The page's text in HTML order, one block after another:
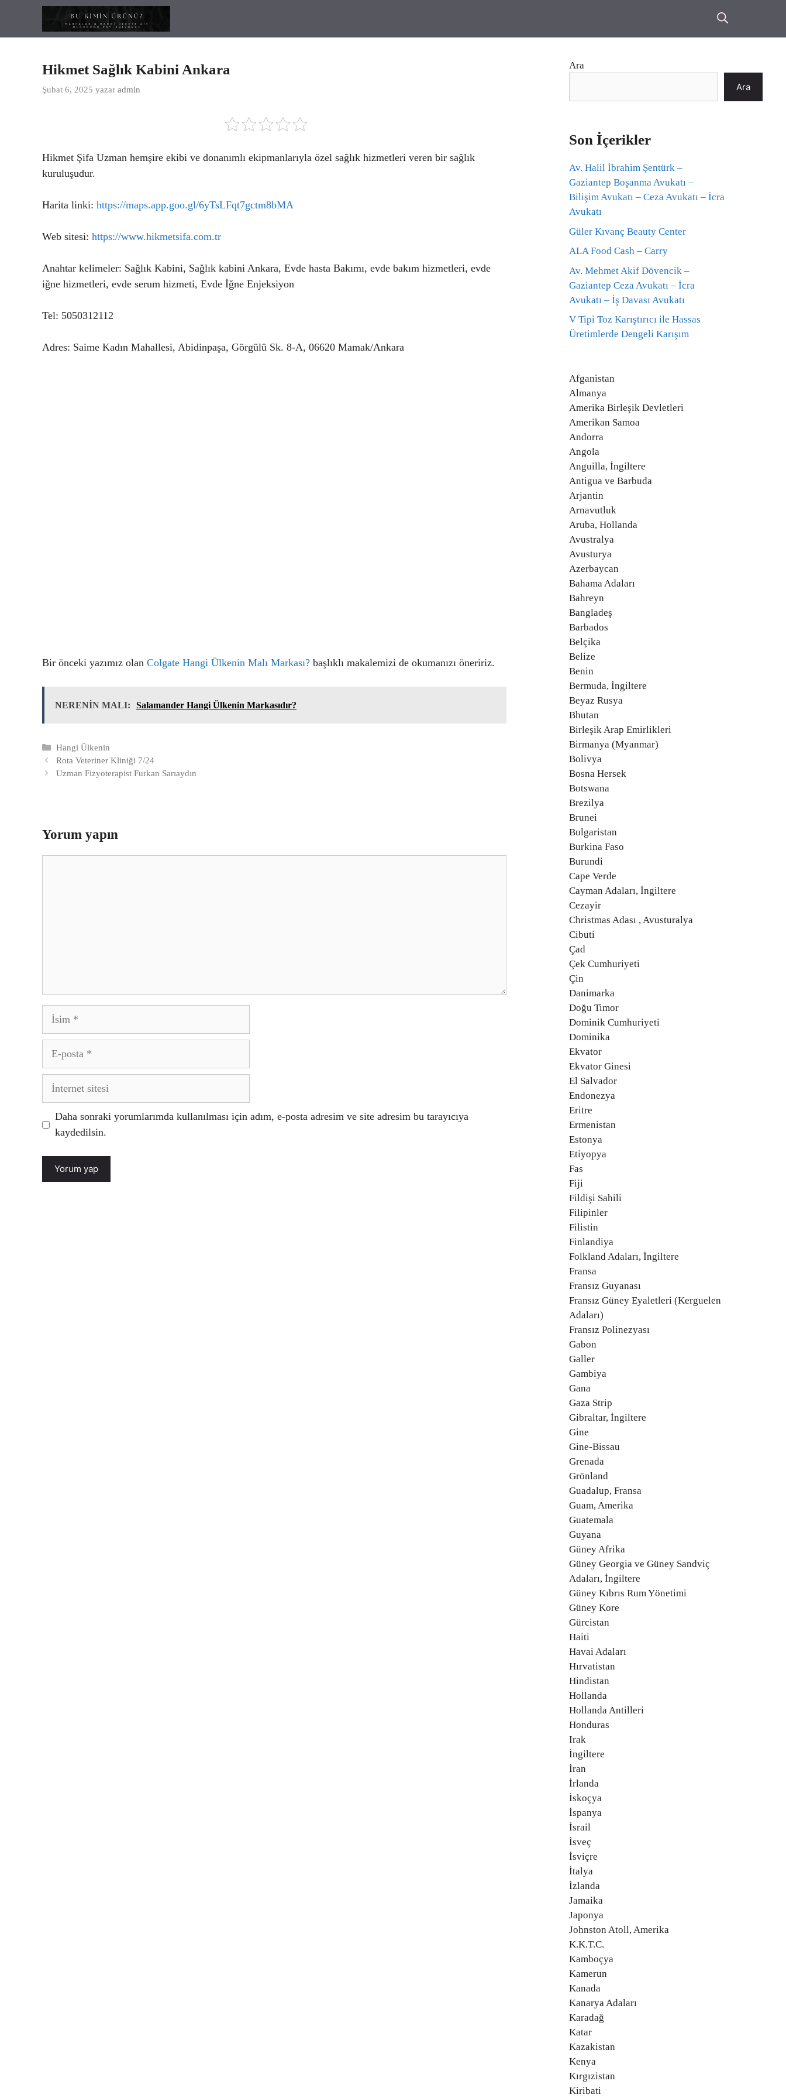
Hikmet Sağlık Kabini Ankara
Şubat 6, 2025 yazar admin
Hikmet Şifa Uzman hemşire ekibi ve donanımlı ekipmanlarıyla özel sağlık hizmetleri veren bir sağlık
kuruluşudur.
Harita linki: https://maps.app.goo.gl/6yTsLFqt7gctm8bMA
Web sitesi: https://www.hikmetsifa.com.tr
Anahtar kelimeler: Sağlık Kabini, Sağlık kabini Ankara, Evde hasta Bakımı, evde bakım hizmetleri, evde
iğne hizmetleri, evde serum hizmeti, Evde İğne Enjeksiyon
Tel: 5050312112
Adres: Saime Kadın Mahallesi, Abidinpaşa, Görgülü Sk. 8-A, 06620 Mamak/Ankara
Bir önceki yazımız olan Colgate Hangi Ülkenin Malı Markası? başlıklı makalemizi de okumanızı öneririz.
NERENİN MALI: Salamander Hangi Ülkenin Markasıdır?
Kategoriler
Hangi Ülkenin
Rota Veteriner Kliniği 7/24
Uzman Fizyoterapist Furkan Sarıaydın
Yorum yapın
İsim
posta
İnternet
Daha sonraki yorumlarımda kullanılması için adım, e-posta adresim ve site adresim bu tarayıcıya
kaydedilsin.
Ara
Ara
Son İçerikler
Av. Halil İbrahim Şentürk –
Gaziantep Boşanma Avukatı –
Bilişim Avukatı – Ceza Avukatı – İcra
Avukatı
Güler Kıvanç Beauty Center
ALA Food Cash – Carry
Av. Mehmet Akif Dövencik –
Gaziantep Ceza Avukatı – İcra
Avukatı – İş Davası Avukatı
V Tipi Toz Karıştırıcı ile Hassas
Üretimlerde Dengeli Karışım
Afganistan
Almanya
Amerika Birleşik Devletleri
Amerikan Samoa
Andorra
Angola
Anguilla, İngiltere
Antigua ve Barbuda
Arjantin
Arnavutluk
Aruba, Hollanda
Avustralya
Avusturya
Azerbaycan
Bahama Adaları
Bahreyn
Bangladeş
Barbados
Belçika
Belize
Benin
Bermuda, İngiltere
Beyaz Rusya
Bhutan
Birleşik Arap Emirlikleri
Birmanya (Myanmar)
Bolivya
Bosna Hersek
Botswana
Brezilya
Brunei
Bulgaristan
Burkina Faso
Burundi
Cape Verde
Cayman Adaları, İngiltere
Cezayir
Christmas Adası , Avusturalya
Cibuti
Çad
Çek Cumhuriyeti
Çin
Danimarka
Doğu Timor
Dominik Cumhuriyeti
Dominika
Ekvator
Ekvator Ginesi
El Salvador
Endonezya
Eritre
Ermenistan
Estonya
Etiyopya
Fas
Fiji
Fildişi Sahili
Filipinler
Filistin
Finlandiya
Folkland Adaları, İngiltere
Fransa
Fransız Guyanası
Fransız Güney Eyaletleri (Kerguelen
Adaları)
Fransız Polinezyası
Gabon
Galler
Gambiya
Gana
Gaza Strip
Gibraltar, İngiltere
Gine
Gine-Bissau
Grenada
Grönland
Guadalup, Fransa
Guam, Amerika
Guatemala
Guyana
Güney Afrika
Güney Georgia ve Güney Sandviç
Adaları, İngiltere
Güney Kıbrıs Rum Yönetimi
Güney Kore
Gürcistan
Haiti
Havai Adaları
Hırvatistan
Hindistan
Hollanda
Hollanda Antilleri
Honduras
Irak
İngiltere
İran
İrlanda
İskoçya
İspanya
İsrail
İsveç
İsviçre
İtalya
İzlanda
Jamaika
Japonya
Johnston Atoll, Amerika
K.K.T.C.
Kamboçya
Kamerun
Kanada
Kanarya Adaları
Karadağ
Katar
Kazakistan
Kenya
Kırgızistan
Kiribati